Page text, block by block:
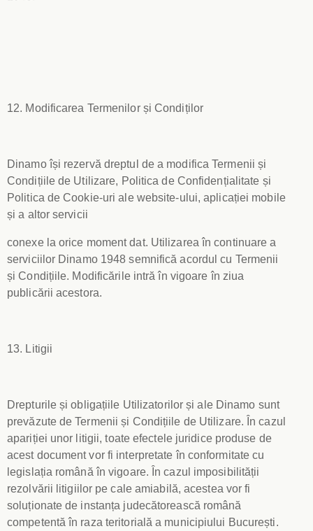
12. Modificarea Termenilor și Condiților
Dinamo își rezervă dreptul de a modifica Termenii și
Condițiile de Utilizare, Politica de Confidențialitate și
Politica de Cookie-uri ale website-ului, aplicației mobile
și a altor servicii
conexe la orice moment dat. Utilizarea în continuare a
serviciilor Dinamo 1948 semnifică acordul cu Termenii
și Condițiile. Modificările intră în vigoare în ziua
publicării acestora.
13. Litigii
Drepturile și obligațiile Utilizatorilor și ale Dinamo sunt
prevăzute de Termenii și Condițiile de Utilizare. În cazul
apariției unor litigii, toate efectele juridice produse de
acest document vor fi interpretate în conformitate cu
legislația română în vigoare. În cazul imposibilității
rezolvării litigiilor pe cale amiabilă, acestea vor fi
soluționate de instanța judecătorească română
competentă în raza teritorială a municipiului București.